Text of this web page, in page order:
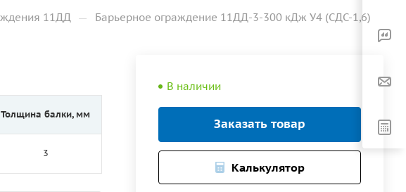
11ДД — Барьерное ограждение 11ДД-3-300 кДж У4 (СДС-1,6)
В наличии
Заказать товар
Калькулятор
Толщина балки, мм
3